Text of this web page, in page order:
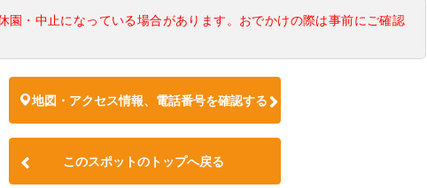
園・中止になっている場合があります。おでかけの際は事前にご確認
地図・アクセス情報、電話番号を確認する
このスポットのトップへ戻る